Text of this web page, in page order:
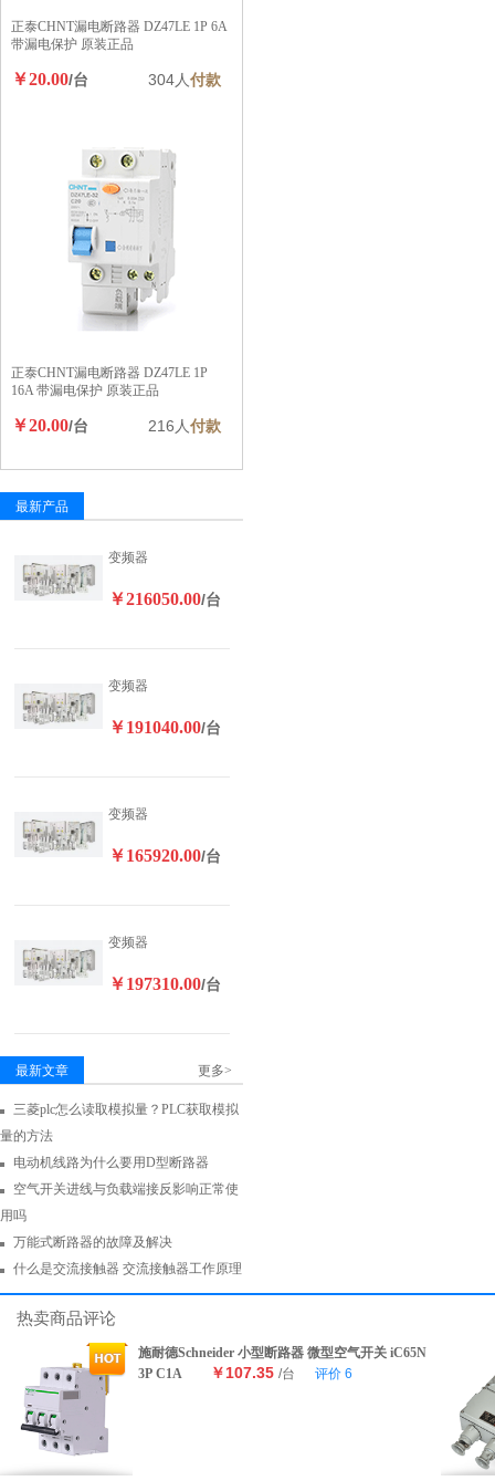
正泰CHNT漏电断路器 DZ47LE 1P 6A
带漏电保护 原装正品
￥20.00/台 304人付款
正泰CHNT漏电断路器 DZ47LE 1P
16A 带漏电保护 原装正品
￥20.00/台 216人付款
最新产品
变频器
￥216050.00/台
变频器
￥191040.00/台
变频器
￥165920.00/台
变频器
￥197310.00/台
最新文章 更多>
三菱plc怎么读取模拟量？PLC获取模拟
量的方法
电动机线路为什么要用D型断路器
空气开关进线与负载端接反影响正常使
用吗
万能式断路器的故障及解决
什么是交流接触器 交流接触器工作原理
热卖商品评论
施耐德Schneider 小型断路器 微型空气开关 iC65N
3P C1A
￥107.35 /台 评价 6